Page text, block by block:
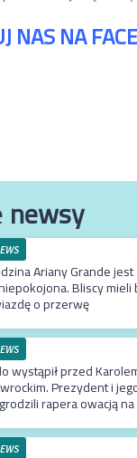
NAS NA
newsy
Ariany Grande jest
Bliscy mieli
o przerwę
wystąpił przed
Prezydent i
rapera owacją